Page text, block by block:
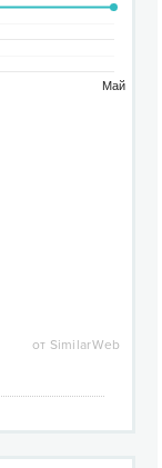
Май
от SimilarWeb